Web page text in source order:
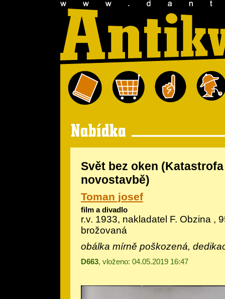
Svět bez oken
novostavbě)
Toman josef
film a divadlo
r.v. 1933, nakladatel F. Obzina ,
brožovaná
obálka mírně poškozená,
D663, vloženo: 04.05.2019 16:47